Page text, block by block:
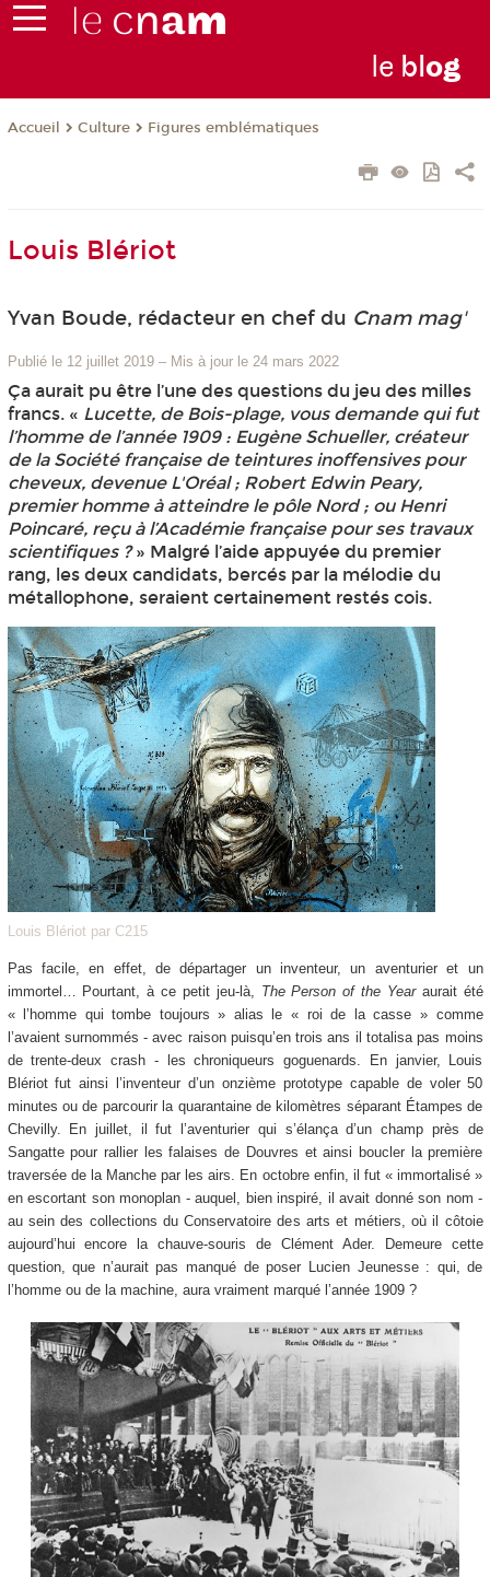
le blog
Accueil Culture Figures emblématiques
Louis Blériot
Yvan Boude, rédacteur en chef du Cnam mag'
Publié le 12 juillet 2019 – Mis à jour le 24 mars 2022
Ça aurait pu être l’une des questions du jeu des milles
francs. « Lucette, de Bois-plage, vous demande qui fut
l’homme de l’année 1909 : Eugène Schueller, créateur
de la Société française de teintures inoffensives pour
cheveux, devenue L'Oréal ; Robert Edwin Peary,
premier homme à atteindre le pôle Nord ; ou Henri
Poincaré, reçu à l’Académie française pour ses travaux
scientifiques ?» Malgré l’aide appuyée du premier
rang, les deux candidats, bercés par la mélodie du
métallophone, seraient certainement restés cois.
Louis Blériot par C215
Pas facile, en effet, de départager un inventeur, un aventurier et un
immortel… Pourtant, à ce petit jeu-là, The Person of the Yearaurait été
« l’homme qui tombe toujours » alias le « roi de la casse » comme
l’avaient surnommés - avec raison puisqu’en trois ans il totalisa pas moins
de trente-deux crash - les chroniqueurs goguenards. En janvier, Louis
Blériot fut ainsi l’inventeur d’un onzième prototype capable de voler 50
minutes ou de parcourir la quarantaine de kilomètres séparant Étampes de
Chevilly. En juillet, il fut l’aventurier qui s’élança d’un champ près de
Sangatte pour rallier les falaises de Douvres et ainsi boucler la première
traversée de la Manche par les airs. En octobre enfin, il fut « immortalisé »
en escortant son monoplan - auquel, bien inspiré, il avait donné son nom -
au sein des collections du Conservatoire des arts et métiers, où il côtoie
aujourd’hui encore la chauve-souris de Clément Ader. Demeure cette
question, que n’aurait pas manqué de poser Lucien Jeunesse : qui, de
l’homme ou de la machine, aura vraiment marqué l’année 1909 ?